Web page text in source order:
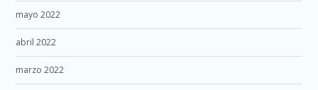
mayo 2022
abril 2022
marzo 2022